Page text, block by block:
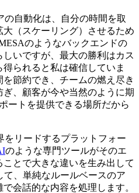
の自動化は、自分の時間を取
（スケーリング）させるため
のようなバックエンドの
いですが、最大の勝利はカス
られると私は確信していま
節約でき、チームの燃え尽き
、顧客が今や当然のように期
ートを提供できる場所だから
をリードするプラットフォー
のような専門ツールがそのエ
とで大きな違いを生み出して
、単純なルールベースのア
会話的な内容を処理します。